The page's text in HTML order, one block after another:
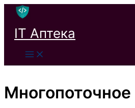
Перейти
содержимому
IT Аптека
Многопоточное